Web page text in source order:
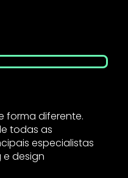
forma diferente.
todas as
especialistas
design